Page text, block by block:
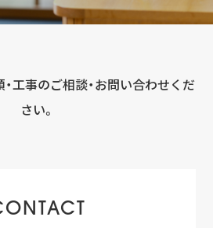
工事のご相談・お問い合わせくだ
さい。